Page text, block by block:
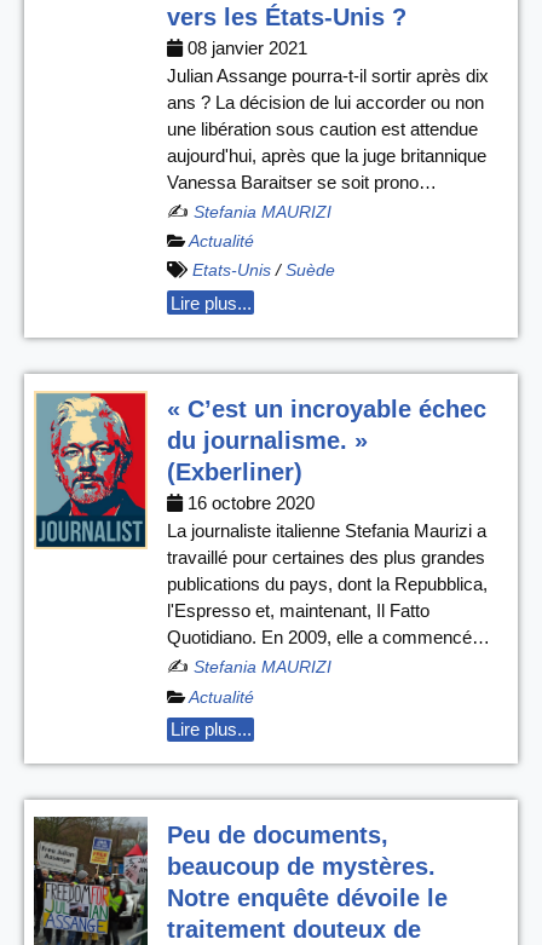
vers les États-Unis ?
08 janvier 2021
Julian Assange pourra-t-il sortir après dix
ans ? La décision de lui accorder ou non
une libération sous caution est attendue
aujourd'hui, après que la juge britannique
Vanessa Baraitser se soit prono…
✍️ Stefania MAURIZI
Actualité
Etats-Unis / Suède
Lire plus...
« C’est un incroyable échec
du journalisme. »
(Exberliner)
16 octobre 2020
La journaliste italienne Stefania Maurizi a
travaillé pour certaines des plus grandes
publications du pays, dont la Repubblica,
l'Espresso et, maintenant, Il Fatto
Quotidiano. En 2009, elle a commencé…
✍️ Stefania MAURIZI
Actualité
Lire plus...
Peu de documents,
beaucoup de mystères.
Notre enquête dévoile le
traitement douteux de